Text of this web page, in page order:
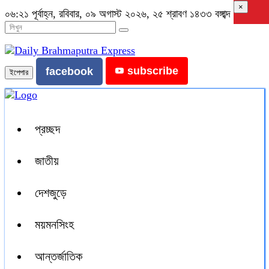
০৬:২১ পূর্বাহ্ন, রবিবার, ০৯ অগাস্ট ২০২৬, ২৫ শ্রাবণ ১৪৩৩ বঙ্গাব্দ
ইপেপার facebook subscribe
প্রচ্ছদ
জাতীয়
দেশজুড়ে
ময়মনসিংহ
আন্তর্জাতিক
×